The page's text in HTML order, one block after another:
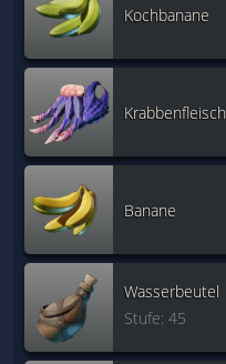
Kochbanane
Krabbenfleisch
Banane
Wasserbeutel
Stufe: 45